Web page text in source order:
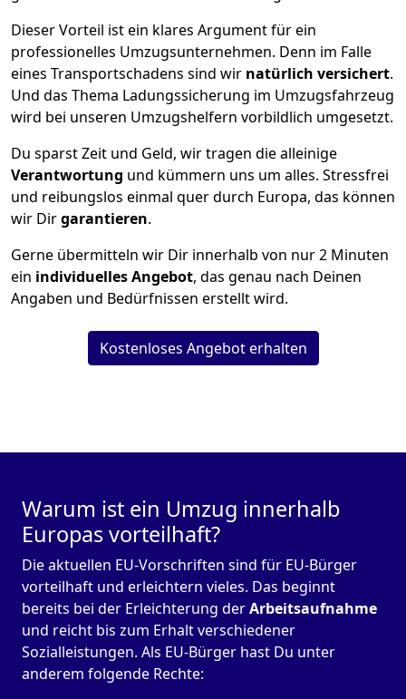
Dieser Vorteil ist ein klares Argument für ein
professionelles Umzugsunternehmen. Denn im Falle
eines Transportschadens sind wir natürlich versichert.
Und das Thema Ladungssicherung im Umzugsfahrzeug
wird bei unseren Umzugshelfern vorbildlich umgesetzt.
Du sparst Zeit und Geld, wir tragen die alleinige
Verantwortung und kümmern uns um alles. Stressfrei
und reibungslos einmal quer durch Europa, das können
wir Dirgarantieren.
Gerne übermitteln wir Dir innerhalb von nur2 Minuten
ein individuelles Angebot, das genau nach Deinen
Angaben und Bedürfnissen erstellt wird.
Kostenloses Angebot erhalten
Warum ist ein Umzug innerhalb
Europas vorteilhaft?
Die aktuellen EU-Vorschriften sind für EU-Bürger
vorteilhaft und erleichtern vieles. Das beginnt
bereits bei der Erleichterung derArbeitsaufnahme
und reicht bis zum Erhalt verschiedener
Sozialleistungen. Als EU-Bürger hast Du unter
anderem folgende Rechte: